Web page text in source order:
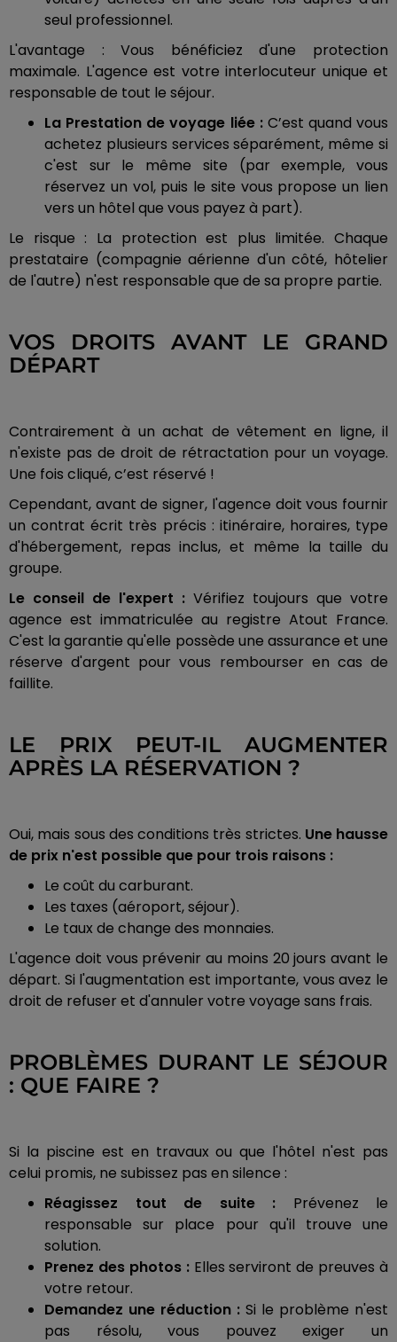
seul professionnel.
L'avantage : Vous bénéficiez d'une protection
maximale. L'agence est votre interlocuteur unique et
responsable de tout le séjour.
La Prestation de voyage liée : C’est quand vous
achetez plusieurs services séparément, même si
c'est sur le même site (par exemple, vous
réservez un vol, puis le site vous propose un lien
vers un hôtel que vous payez à part).
Le risque : La protection est plus limitée. Chaque
prestataire (compagnie aérienne d'un côté, hôtelier
de l'autre) n'est responsable que de sa propre partie.
VOS DROITS AVANT LE GRAND
DÉPART
Contrairement à un achat de vêtement en ligne, il
n'existe pas de droit de rétractation pour un voyage.
Une fois cliqué, c’est réservé !
Cependant, avant de signer, l'agence doit vous fournir
un contrat écrit très précis : itinéraire, horaires, type
d'hébergement, repas inclus, et même la taille du
groupe.
Le conseil de l'expert : Vérifiez toujours que votre
agence est immatriculée au registre Atout France.
C'est la garantie qu'elle possède une assurance et une
réserve d'argent pour vous rembourser en cas de
faillite.
LE PRIX PEUT-IL AUGMENTER
APRÈS LA RÉSERVATION ?
Oui, mais sous des conditions très strictes. Une hausse
de prix n'est possible que pour trois raisons :
Le coût du carburant.
Les taxes (aéroport, séjour).
Le taux de change des monnaies.
L'agence doit vous prévenir au moins 20 jours avant le
départ. Si l'augmentation est importante, vous avez le
droit de refuser et d'annuler votre voyage sans frais.
PROBLÈMES DURANT LE SÉJOUR
: QUE FAIRE ?
Si la piscine est en travaux ou que l'hôtel n'est pas
celui promis, ne subissez pas en silence :
Réagissez tout de suite : Prévenez le
responsable sur place pour qu'il trouve une
solution.
Prenez des photos :Elles serviront de preuves à
votre retour.
Demandez une réduction : Si le problème n'est
pas résolu, vous pouvez exiger un